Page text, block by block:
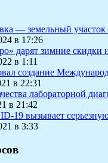
— земельный участок
в 17:26
дарят зимние скидки
в 1:11
создание
в 22:31
лабораторной
в 21:42
19 вызывает
в 3:33